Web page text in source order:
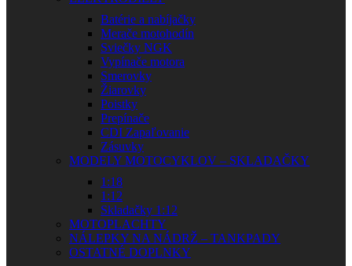
Batérie a nabíjačky
Merače motohodín
Sviečky NGK
Vypínače motora
Smerovky
Žiarovky
Poistky
Prepínače
CDI Zapaľovanie
Zásuvky
MODELY MOTOCYKLOV – SKLADAČKY
1:18
1:12
Skladačky 1:12
MOTOPLACHTY
NÁLEPKY NA NÁDRŽ – TANKPADY
OSTATNÉ DOPLNKY